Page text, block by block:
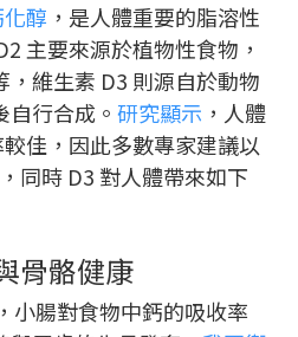
醇 ，是人體重要的脂溶性
主要來源於植物性食物，
，維生素 D3 則源自於動物
行合成。 研究顯示 ，人體
佳，因此多數專家建議以
同時 D3 對人體帶來如下
骨骼健康
小腸對食物中鈣的吸收率